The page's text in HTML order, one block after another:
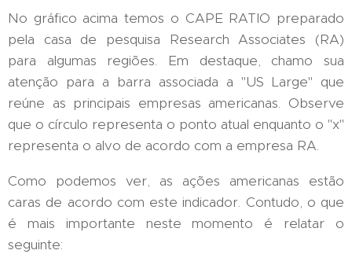
No gráfico acima temos o CAPE RATIO preparado
pela casa de pesquisa Research Associates (RA)
para algumas regiões. Em destaque, chamo sua
atenção para a barra associada a "US Large" que
reúne as principais empresas americanas. Observe
que o círculo representa o ponto atual enquanto o "x"
representa o alvo de acordo com a empresa RA.
Como podemos ver, as ações americanas estão
caras de acordo com este indicador. Contudo, o que
é mais importante neste momento é relatar o
seguinte: